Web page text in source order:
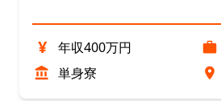
¥ 年収400万円
単身寮